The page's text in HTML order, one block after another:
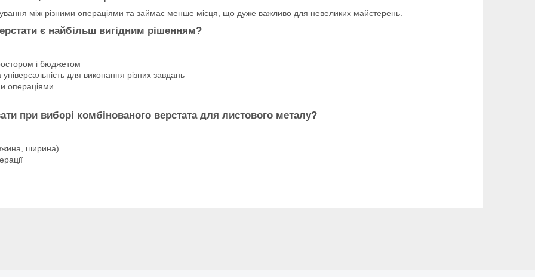
між різними операціями та займає менше місця, що дуже важливо для невеликих майстерень.
є найбільш вигідним рішенням?
і бюджетом
для виконання різних завдань
операціями
при виборі комбінованого верстата для листового металу?
ширина)